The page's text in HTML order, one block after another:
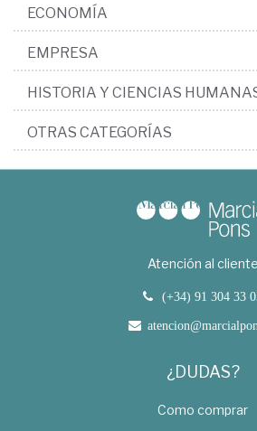
ECONOMÍA
EMPRESA
HISTORIA Y CIENCIAS
OTRAS CATEGORÍAS
Atención al cliente
(+34) 91 304 33
¿DUDAS?
Como comprar